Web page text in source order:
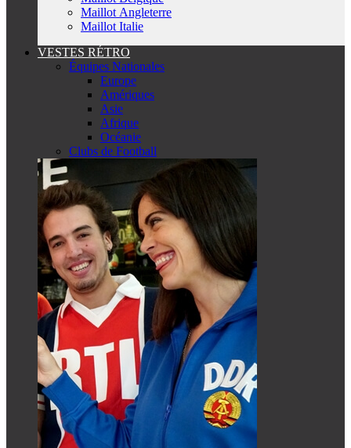
Maillot Angleterre
Maillot Italie
VESTES RÉTRO
Équipes Nationales
Europe
Amériques
Asie
Afrique
Océanie
Clubs de Football